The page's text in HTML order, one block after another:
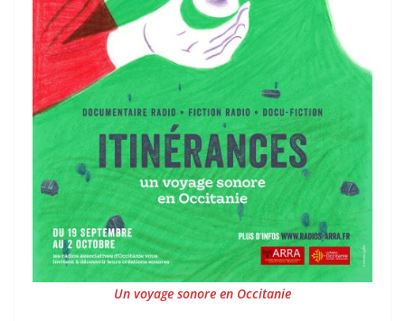
Un voyage sonore en Occitanie